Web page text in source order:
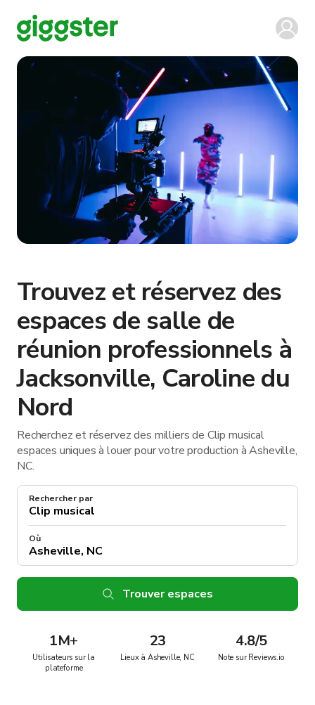
Trouvez et réservez des
espaces de salle de
réunion professionnels à
Jacksonville, Caroline du
Nord
Recherchez et réservez des milliers de Clip musical
espaces uniques à louer pour votre production à Asheville,
NC.
Rechercher par
Où
Trouver espaces
1M+
Utilisateurs sur la
plateforme
23
Lieux à Asheville, NC
4.8/5
Note sur Reviews.io